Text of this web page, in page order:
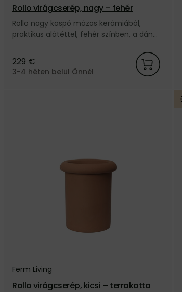
Rollo virágcserép, nagy – fehér
Rollo nagy kaspó mázas kerámiából,
praktikus alátéttel, fehér színben, a dán
229 €
3-4 héten belül Önnél
Ferm Living
Rollo virágcserép, kicsi – terrakotta